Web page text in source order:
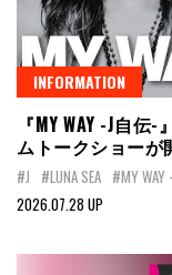
INFORMATION
『MY WAY -J自
ムトークショーが
#J #LUNA SEA #MY
2026.07.28 UP